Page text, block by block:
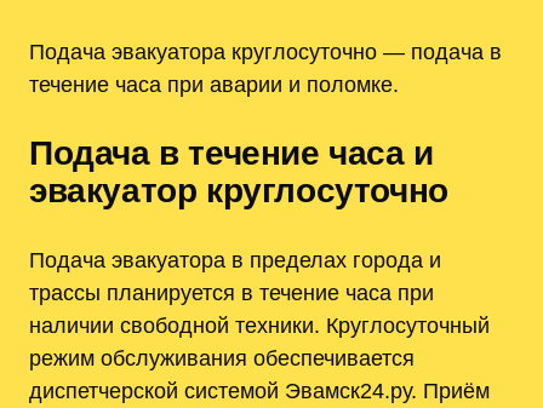
Подача эвакуатора круглосуточно — подача в
течение часа при аварии и поломке.
Подача в течение часа и
эвакуатор круглосуточно
Подача эвакуатора в пределах города и
трассы планируется в течение часа при
наличии свободной техники. Круглосуточный
режим обслуживания обеспечивается
диспетчерской системой Эвамск24.ру. Приём